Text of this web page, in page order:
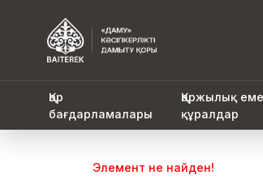
Қор
бағдарламалары
Қаржылық
құралдар
Элемент не найден!